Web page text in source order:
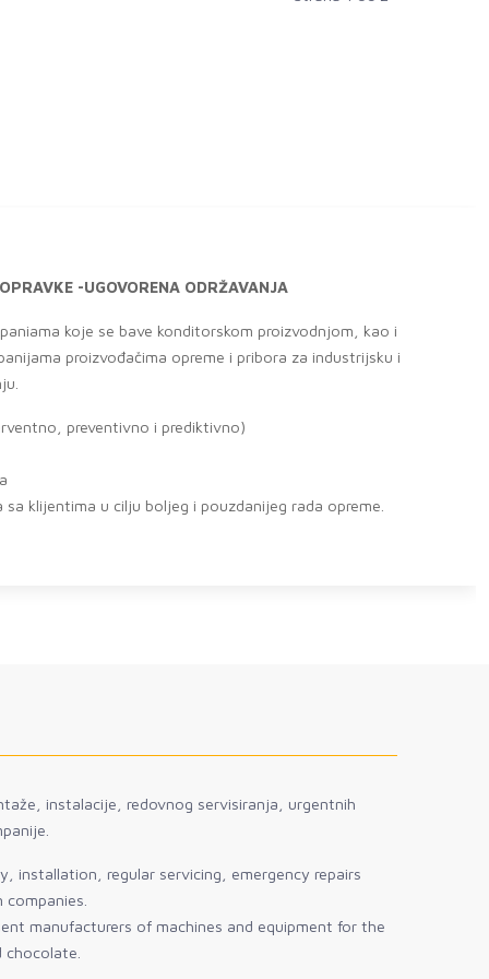
ODRŽAVANJA
konditorskom proizvodnjom, kao i
opreme i pribora za industrijsku i
i prediktivno)
i pouzdanijeg rada opreme.
instalacije, redovnog servisiranja, urgentnih
installation, regular servicing, emergency repairs
manufacturers of machines and equipment for the